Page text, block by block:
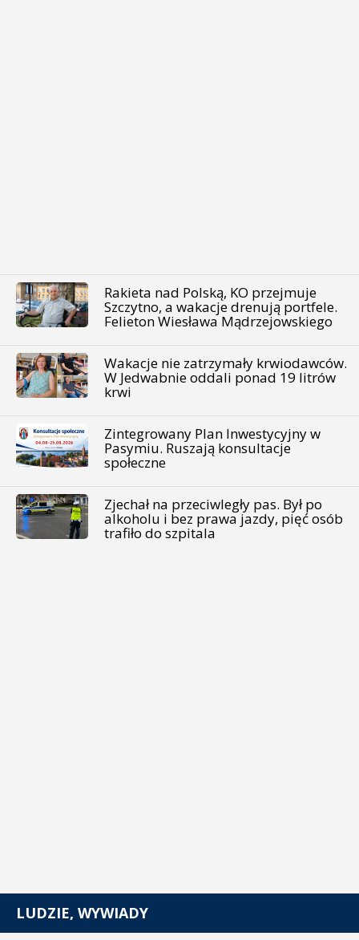
Rakieta nad Polską, KO przejmuje
Szczytno, a wakacje drenują portfele.
Felieton Wiesława Mądrzejowskiego
Wakacje nie zatrzymały krwiodawców.
W Jedwabnie oddali ponad 19 litrów
krwi
Zintegrowany Plan Inwestycyjny w
Pasymiu. Ruszają konsultacje
społeczne
Zjechał na przeciwległy pas. Był po
alkoholu i bez prawa jazdy, pięć osób
trafiło do szpitala
LUDZIE, WYWIADY